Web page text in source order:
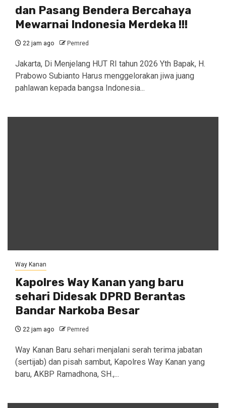
dan Pasang Bendera Bercahaya
Mewarnai Indonesia Merdeka !!!
22 jam ago Pemred
Jakarta, Di Menjelang HUT RI tahun 2026 Yth Bapak, H.
Prabowo Subianto Harus menggelorakan jiwa juang
pahlawan kepada bangsa Indonesia...
Way Kanan
Kapolres Way Kanan yang baru
sehari Didesak DPRD Berantas
Bandar Narkoba Besar
22 jam ago Pemred
Way Kanan Baru sehari menjalani serah terima jabatan
(sertijab) dan pisah sambut, Kapolres Way Kanan yang
baru, AKBP Ramadhona, SH.,...